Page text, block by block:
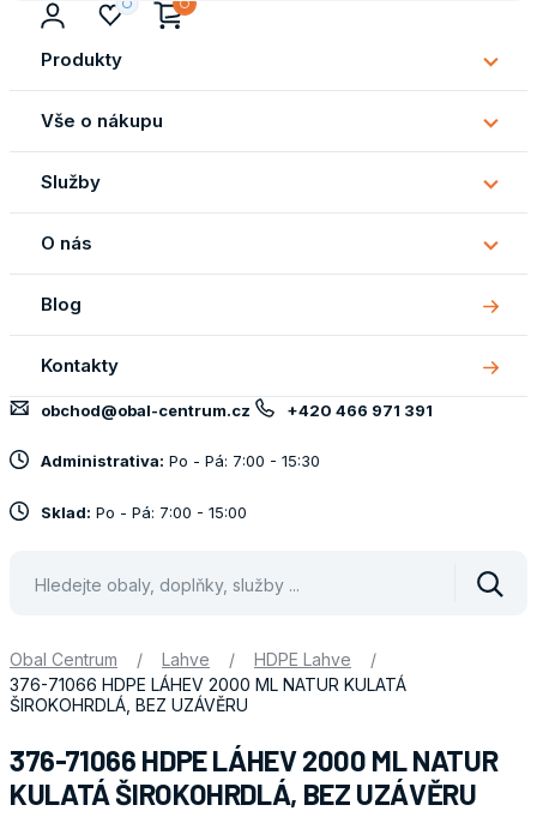
Produkty
Vše o nákupu
Vše
o
Služby
O nás
O
nás
Blog
Kontakty
obchod@obal-centrum.cz +420 466 971 391
Administrativa: Po - Pá: 7:00 - 15:30
Sklad: Po - Pá: 7:00 - 15:00
Obal Centrum / Lahve / HDPE Lahve
/
376-71066 HDPE LÁHEV 2000 ML NATUR KULATÁ
ŠIROKOHRDLÁ, BEZ UZÁVĚRU
376-71066 HDPE LÁHEV 2000 ML NATUR
KULATÁ ŠIROKOHRDLÁ, BEZ UZÁVĚRU